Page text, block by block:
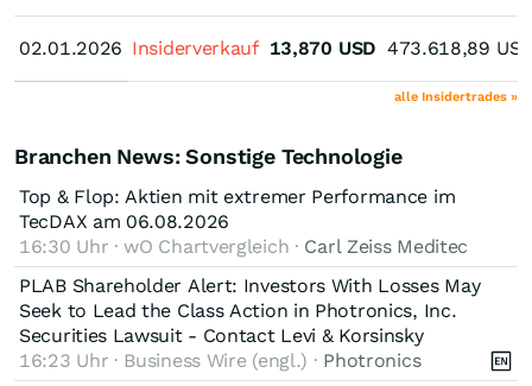
02.01.2026
02.01.2026 Insiderverkauf 13,870 USD 473.618,89
alle Insidertrades »
Branchen News: Sonstige Technologie
Top & Flop: Aktien mit extremer Performance im
TecDAX am 06.08.2026
16:30 Uhr · wO Chartvergleich · Carl Zeiss Meditec
PLAB Shareholder Alert: Investors With Losses May
Seek to Lead the Class Action in Photronics, Inc.
Securities Lawsuit - Contact Levi & Korsinsky
16:23 Uhr · Business Wire (engl.) · Photronics